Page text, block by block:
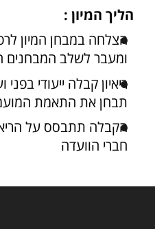
הליך המיון :
הצלחה במבחן המיון
ומעבר לשלב המבחנים
ריאיון קבלה ייעודי
תבחן את התאמת
הקבלה תתבסס על
חברי הוועדה